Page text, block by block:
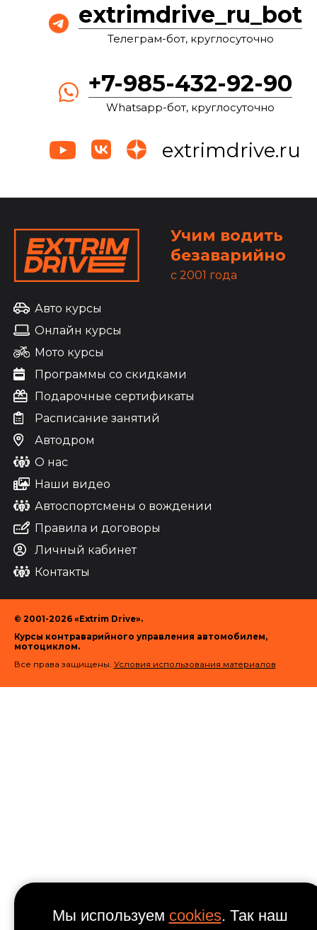
extrimdrive_ru_bot
Телеграм-бот, круглосуточно
+7-985-432-92-90
Whatsapp-бот, круглосуточно
extrimdrive.ru
Учим водить
безаварийно
c 2001 года
Авто курсы
Онлайн курсы
Мото курсы
Программы со скидками
Подарочные сертификаты
Расписание занятий
Автодром
О нас
Наши видео
Автоспортсмены о вождении
Правила и договоры
Личный кабинет
Контакты
© 2001-2026 «Extrim Drive».
Курсы контраварийного управления автомобилем,
мотоциклом.
Все права защищены. Условия использования материалов
Мы используем cookies. Так наш